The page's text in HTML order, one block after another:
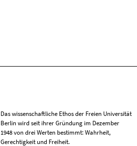
Das wissenschaftliche Ethos der Freien Universität
Berlin wird seit ihrer Gründung im Dezember
1948 von drei Werten bestimmt: Wahrheit,
Gerechtigkeit und Freiheit.